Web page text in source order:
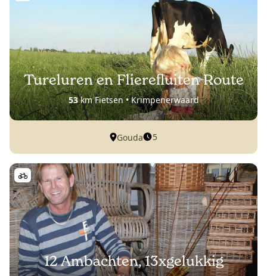
Tureluren en Flierefluiten Route
53km Fietsen • Krimpenerwaard
Gouda 5
12 Ambachten, 13xgelukkig